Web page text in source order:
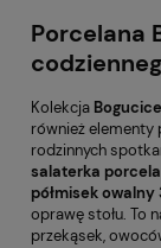
Porcelana
Kolekcja
również elementy
rodzinnych
salaterka
półmisek owalny
oprawę stołu. To
przekąsek,